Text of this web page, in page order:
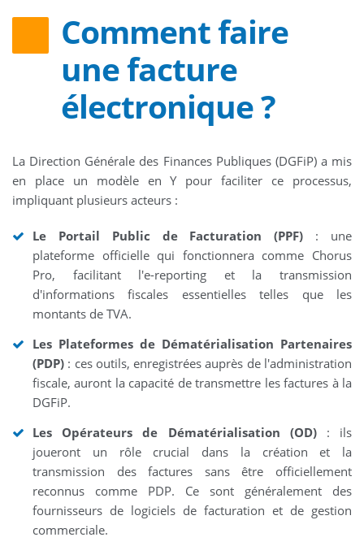
Comment faire
une facture
électronique ?
La Direction Générale des Finances Publiques (DGFiP) a mis
en place un modèle en Y pour faciliter ce processus,
impliquant plusieurs acteurs :
Le Portail Public de Facturation (PPF) : une
plateforme officielle qui fonctionnera comme Chorus
Pro, facilitant l'e-reporting et la transmission
d'informations fiscales essentielles telles que les
montants de TVA.
Les Plateformes de Dématérialisation Partenaires
(PDP) : ces outils, enregistrées auprès de l'administration
fiscale, auront la capacité de transmettre les factures à la
DGFiP.
Les Opérateurs de Dématérialisation (OD): ils
joueront un rôle crucial dans la création et la
transmission des factures sans être officiellement
reconnus comme PDP. Ce sont généralement des
fournisseurs de logiciels de facturation et de gestion
commerciale.